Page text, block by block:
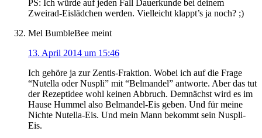
PS: Ich würde auf jeden Fall Dauerkunde bei deinem
Zweirad-Eislädchen werden. Vielleicht klappt’s ja noch? ;)
Mel BumbleBee meint
13. April 2014 um 15:46
Ich gehöre ja zur Zentis-Fraktion. Wobei ich auf die Frage
“Nutella oder Nuspli” mit “Belmandel” antworte. Aber das tut
der Rezeptidee wohl keinen Abbruch. Demnächst wird es im
Hause Hummel also Belmandel-Eis geben. Und für meine
Nichte Nutella-Eis. Und mein Mann bekommt sein Nuspli-
Eis.